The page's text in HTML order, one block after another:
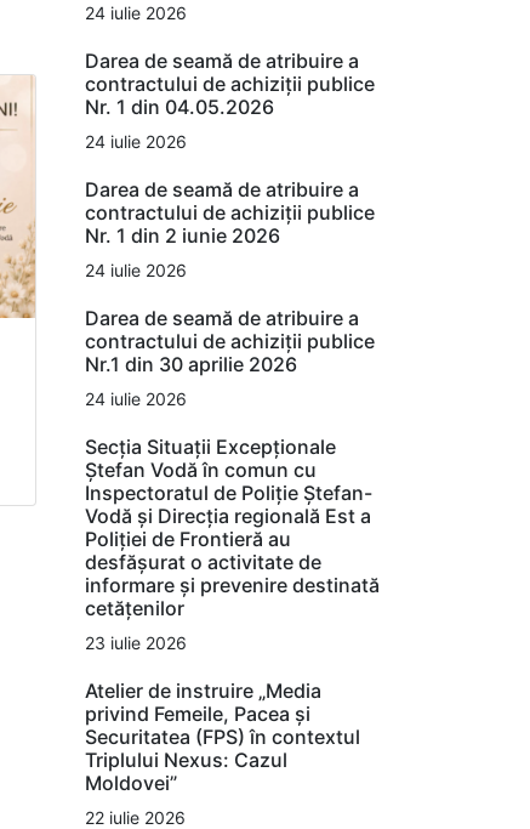
24 iulie 2026
Darea de seamă de atribuire a
contractului de achiziții publice
Nr. 1 din 04.05.2026
24 iulie 2026
Darea de seamă de atribuire a
contractului de achiziții publice
Nr. 1 din 2 iunie 2026
24 iulie 2026
Darea de seamă de atribuire a
contractului de achiziții publice
Nr.1 din 30 aprilie 2026
24 iulie 2026
Secția Situații Excepționale
Ștefan Vodă în comun cu
Inspectoratul de Poliție Ștefan-
Vodă și Direcția regională Est a
Poliției de Frontieră au
desfășurat o activitate de
informare și prevenire destinată
cetățenilor
23 iulie 2026
Atelier de instruire „Media
privind Femeile, Pacea și
Securitatea (FPS) în contextul
Triplului Nexus: Cazul
Moldovei”
22 iulie 2026